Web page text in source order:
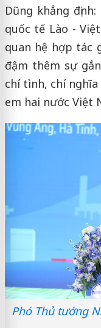
Dũng khẳng
quốc tế Lào -
quan hệ hợp tác
đậm thêm sự
chí tình, chí
em hai nước Việt
Phó Thủ tướng